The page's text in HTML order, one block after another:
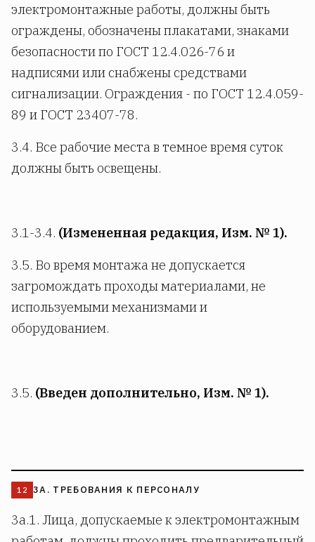
электромонтажные работы, должны быть
ограждены, обозначены плакатами, знаками
безопасности по ГОСТ 12.4.026-76 и
надписями или снабжены средствами
сигнализации. Ограждения - по ГОСТ 12.4.059-
89 и ГОСТ 23407-78.
3.4. Все рабочие места в темное время суток
должны быть освещены.
3.1-3.4. (Измененная редакция, Изм. № 1).
3.5. Во время монтажа не допускается
загромождать проходы материалами, не
используемыми механизмами и
оборудованием.
3.5. (Введен дополнительно, Изм. № 1).
3А. ТРЕБОВАНИЯ К ПЕРСОНАЛУ
3а.1. Лица, допускаемые к электромонтажным